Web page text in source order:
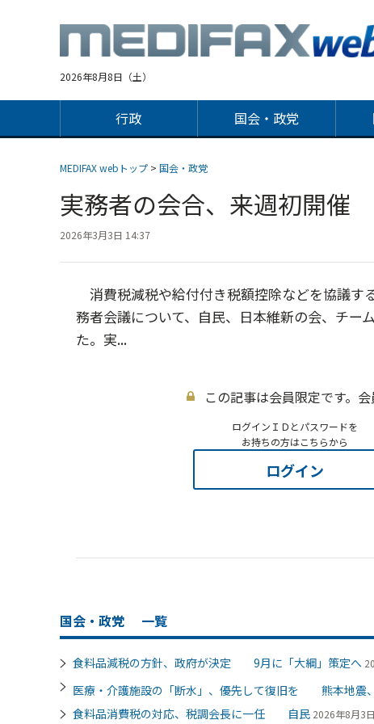
2026年8月8日（土）
行政 国会・政党
MEDIFAX webトップ > 国会・政党
実務者の会合、来週初開
2026年3月3日 14:37
消費税減税や給付付き税額控除などを協議す
務者会議について、自民、日本維新の会、チー
た。実...
この記事は会員限定です。
ログインＩＤとパスワードを
お持ちの方はこちらから
ログイン
国会・政党 一覧
食料品減税の方針、政府が決定 9月に「大綱」策定へ
医療・介護施設の「断水」、優先して復旧を 熊本地震、
食料品消費税の対応、税調会長に一任 自民 2026年8月3